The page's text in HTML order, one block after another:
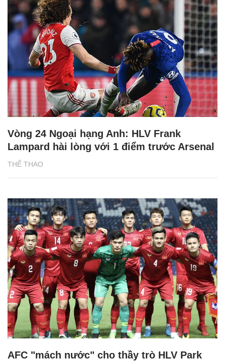
THỂ THAO
Vòng 24 Ngoại hạng Anh: HLV Frank
Lampard hài lòng với 1 điểm trước Arsenal
AFC "mách nước" cho thầy trò HLV Park